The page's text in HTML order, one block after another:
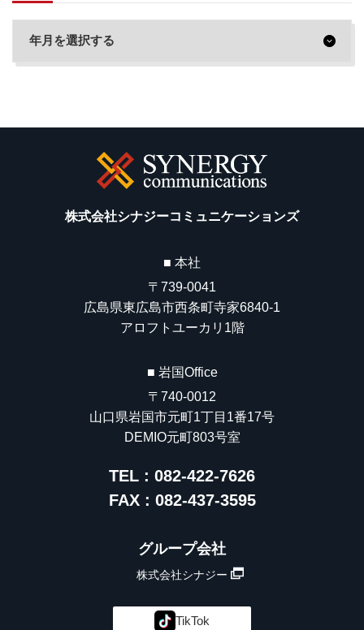
株式会社シナジーコミュニケーションズ
■ 本社
〒739-0041
広島県東広島市西条町寺家6840-1
アロフトユーカリ1階
■ 岩国Office
〒740-0012
山口県岩国市元町1丁目1番17号
DEMIO元町803号室
TEL : 082-422-7626
FAX : 082-437-3595
グループ会社
株式会社シナジー
TikTok